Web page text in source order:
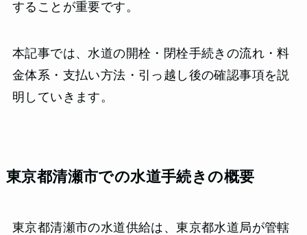
することが重要です。
本記事では、水道の開栓・閉栓手続きの流れ・料
金体系・支払い方法・引っ越し後の確認事項を説
明していきます。
東京都清瀬市での水道手続きの概要
東京都清瀬市の水道供給は、東京都水道局が管轄